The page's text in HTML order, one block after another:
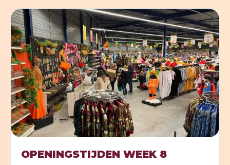
OPENINGSTIJDEN WEEK 8